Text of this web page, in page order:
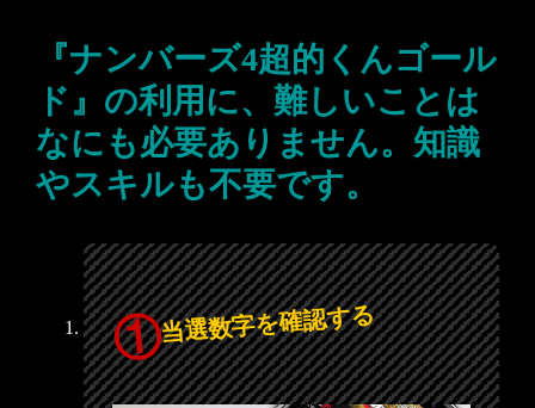
『ナンバーズ4超的くんゴール
ド』の利用に、難しいことは
なにも必要ありません。知識
やスキルも不要です。
当選数字を確認する